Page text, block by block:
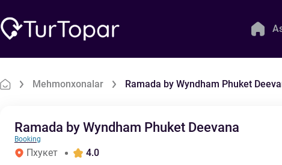
Mehmonxonalar Ramada by Wyndham Phuket
Ramada by Wyndham Phuket Deevana
Booking
Пхукет 4.0